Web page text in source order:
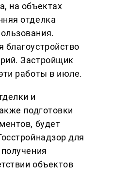
на объектах
отделка
благоустройство
Застройщик
работы в июле.
и
подготовки
будет
для
объектов